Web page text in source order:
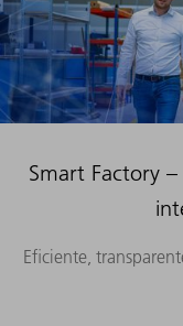
Smart Factory
Eficiente,